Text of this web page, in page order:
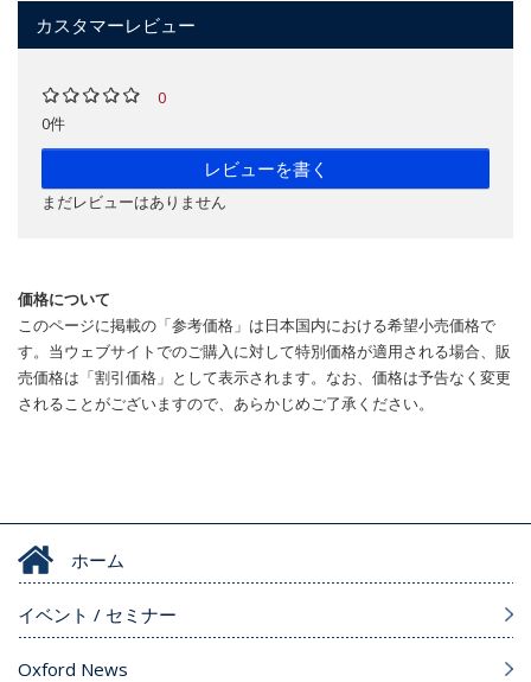
カスタマーレビュー
0
0件
レビューを書く
まだレビューはありません
価格について
このページに掲載の「参考価格」は日本国内における希望小売価格で
す。当ウェブサイトでのご購入に対して特別価格が適用される場合、販
売価格は「割引価格」として表示されます。なお、価格は予告なく変更
されることがございますので、あらかじめご了承ください。
ホーム
イベント / セミナー
Oxford News